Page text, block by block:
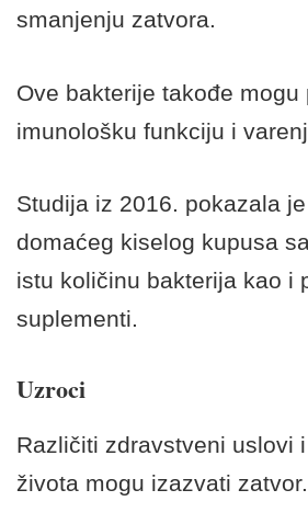
smanjenju zatvora.
Ove bakterije takođe mogu
imunološku funkciju i
Studija iz 2016. pokazala
domaćeg kiselog kupusa
istu količinu bakterija kao i
suplementi.
Uzroci
Različiti zdravstveni uslovi
života mogu izazvati zatvor.